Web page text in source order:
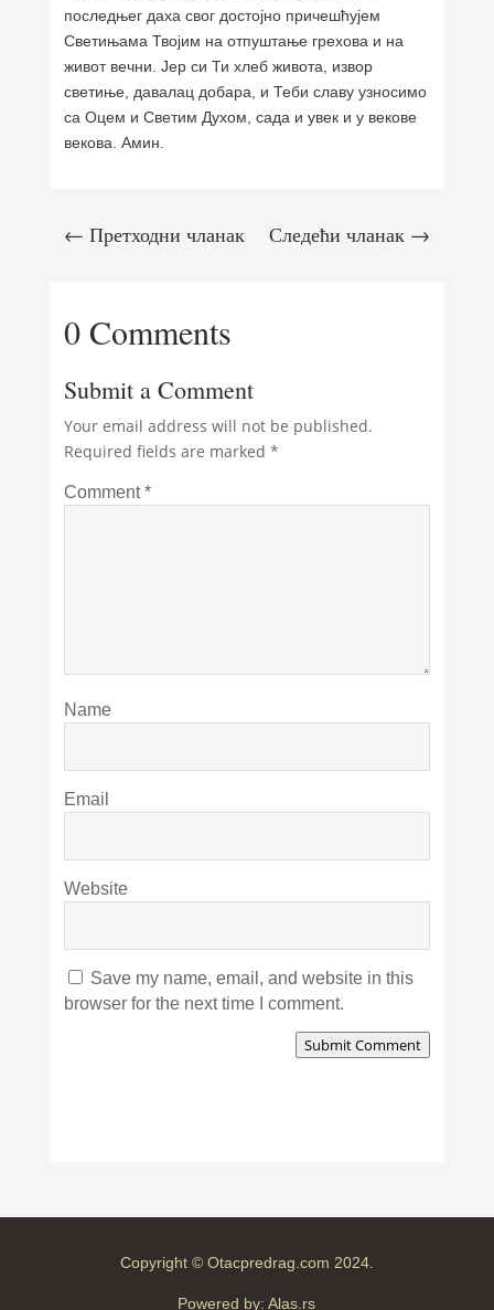
последњег даха свог достојно причешћујем
Светињама Твојим на отпуштање грехова и на
живот вечни. Јер си Ти хлеб живота, извор
светиње, давалац добара, и Теби славу узносимо
са Оцем и Светим Духом, сада и увек и у векове
векова. Амин.
←Претходни чланак Следећи чланак→
0 Comments
Submit a Comment
Your email address will not be published.
Required fields are marked*
Comment*
Name
Email
Website
Save my name, email, and website in this
browser for the next time I comment.
Submit Comment
Copyright © Otacpredrag.com 2024.
Powered by:Alas.rs